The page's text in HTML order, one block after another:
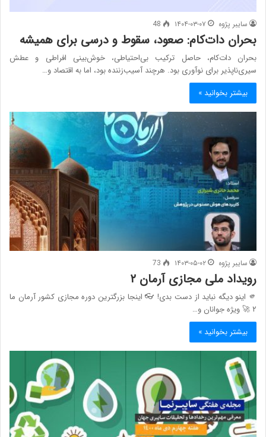
سایبر پژوه ۱۴۰۴-۰۳-۰۷ 48
بحران دات‌کام: صعود، سقوط و درسی برای همیشه
بحران دات‌کام، حاصل ترکیب بی‌احتیاطی، خوش‌بینی افراطی و عطش
سیری‌ناپذیر برای نوآوری بود. هرچند آسیب‌زننده بود، اما به اقتصاد و…
بیشتر بخوانید »
سایبر پژوه ۱۴۰۳-۰۵-۰۲ 73
رویداد ملی مجازی آرمان ۲
🫵 اینو دیگه نباید از دست بدی! 👓 اینجا بزرگترین دوره مجازی کشور آرمان ما
۲ 🚀 ویژه جوانان و…
بیشتر بخوانید »